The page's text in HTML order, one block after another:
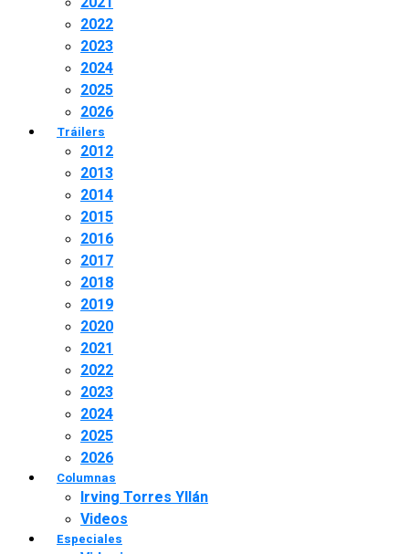
2022
2023
2024
2025
2026
Tráilers
2012
2013
2014
2015
2016
2017
2018
2019
2020
2021
2022
2023
2024
2025
2026
Columnas
Irving Torres Yllán
Videos
Especiales